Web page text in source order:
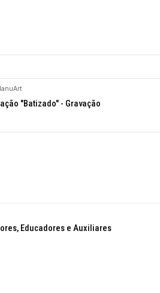
"Batizado" - Gravação
Educadores e Auxiliares